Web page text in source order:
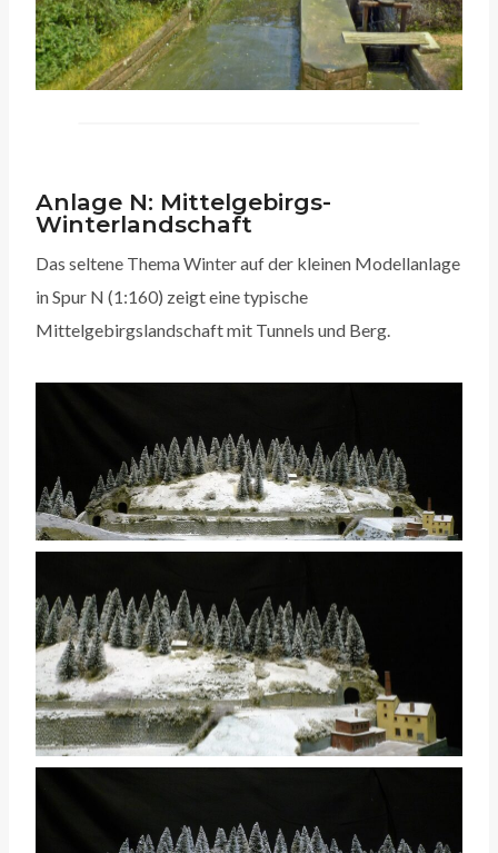
Anlage N: Mittelgebirgs-
Winterlandschaft
Das seltene Thema Winter auf der kleinen Modellanlage
in Spur N (1:160) zeigt eine typische
Mittelgebirgslandschaft mit Tunnels und Berg.